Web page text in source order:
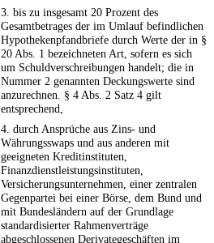
3. bis zu insgesamt 20 Prozent des
Gesamtbetrages der im Umlauf befindlichen
Hypothekenpfandbriefe durch Werte der in §
20 Abs. 1 bezeichneten Art, sofern es sich
um Schuldverschreibungen handelt; die in
Nummer 2 genannten Deckungswerte sind
anzurechnen. § 4 Abs. 2 Satz 4 gilt
entsprechend,
4. durch Ansprüche aus Zins- und
Währungsswaps und aus anderen mit
geeigneten Kreditinstituten,
Finanzdienstleistungsinstituten,
Versicherungsunternehmen, einer zentralen
Gegenpartei bei einer Börse, dem Bund und
mit Bundesländern auf der Grundlage
standardisierter Rahmenverträge
abgeschlossenen Derivategeschäften im